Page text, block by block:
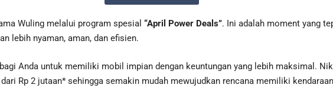
Wuling melalui program spesial “April Power Deals”. Ini adalah moment yang
lebih nyaman, aman, dan efisien.
Anda untuk memiliki mobil impian dengan keuntungan yang lebih maksimal.
Rp 2 jutaan* sehingga semakin mudah mewujudkan rencana memiliki